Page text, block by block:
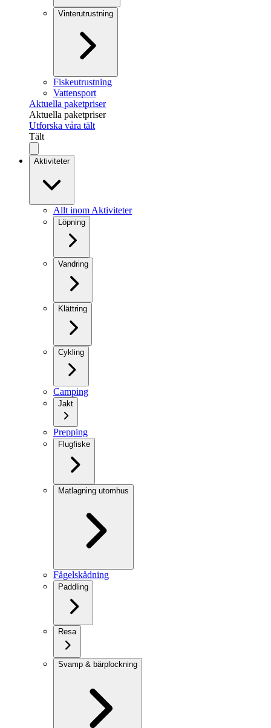
Vinterutrustning
Fiskeutrustning
Vattensport
Aktuella paketpriser
Aktuella paketpriser
Utforska våra tält
Tält
Aktiviteter
Allt inom Aktiviteter
Löpning
Vandring
Klättring
Cykling
Camping
Jakt
Prepping
Flugfiske
Matlagning utomhus
Fågelskådning
Paddling
Resa
Svamp & bärplockning